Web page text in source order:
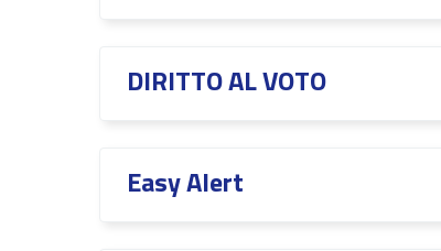
DIRITTO AL VOTO
Easy Alert